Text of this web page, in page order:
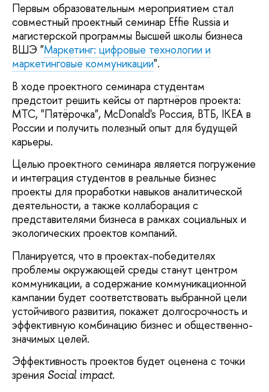
Первым образовательным мероприятием стал
совместный проектный семинар Effie Russia и
магистерской программы Высшей школы бизнеса
ВШЭ "Маркетинг: цифровые технологии и
маркетинговые коммуникации".
В ходе проектного семинара студентам
предстоит решить кейсы от партнёров проекта:
МТС, "Пятёрочка", McDonald's Россия, ВТБ, IKEA в
России и получить полезный опыт для будущей
карьеры.
Целью проектного семинара является погружение
и интеграция студентов в реальные бизнес
проекты для проработки навыков аналитической
деятельности, а также коллаборация с
представителями бизнеса в рамках социальных и
экологических проектов компаний.
Планируется, что в проектах-победителях
проблемы окружающей среды станут центром
коммуникации, а содержание коммуникационной
кампании будет соответствовать выбранной цели
устойчивого развития, покажет долгосрочность и
эффективную комбинацию бизнес и общественно-
значимых целей.
Эффективность проектов будет оценена с точки
зрения Social impact.